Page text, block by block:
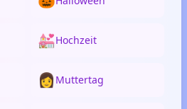
💒Hochzeit
👩 Muttertag